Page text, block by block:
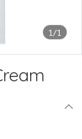
1/1